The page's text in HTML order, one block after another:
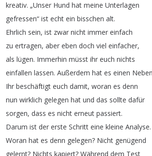
kreativ. „Unser Hund hat meine Unterlagen
gefressen“ ist echt ein bisschen alt.
Ehrlich sein, ist zwar nicht immer einfach
zu ertragen, aber eben doch viel einfacher,
als lügen. Immerhin müsst ihr euch nichts
einfallen lassen. Außerdem hat es einen
Ihr beschäftigt euch damit, woran es denn
nun wirklich gelegen hat und das sollte dafür
sorgen, dass es nicht erneut passiert.
Darum ist der erste Schritt eine kleine Analyse.
Woran hat es denn gelegen? Nicht genügend
gelernt? Nichts kapiert? Während dem Test